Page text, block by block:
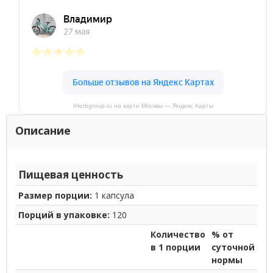
IHerbgroup.ru на карте Москвы — Яндекс Карты
Описание
Пищевая ценность
Размер порции: 1 капсула
Порций в упаковке: 120
Количество
в 1 порции
% от
суточной
нормы